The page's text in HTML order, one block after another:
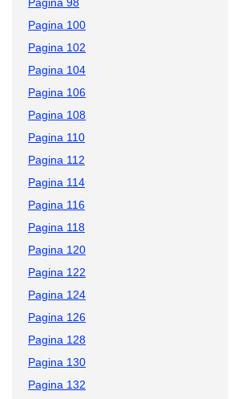
Pagina 100
Pagina 102
Pagina 104
Pagina 106
Pagina 108
Pagina 110
Pagina 112
Pagina 114
Pagina 116
Pagina 118
Pagina 120
Pagina 122
Pagina 124
Pagina 126
Pagina 128
Pagina 130
Pagina 132